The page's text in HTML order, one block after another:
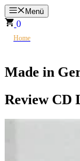
Zum
Inhalt
springen
Menü
0
Home
Made in
Review CD